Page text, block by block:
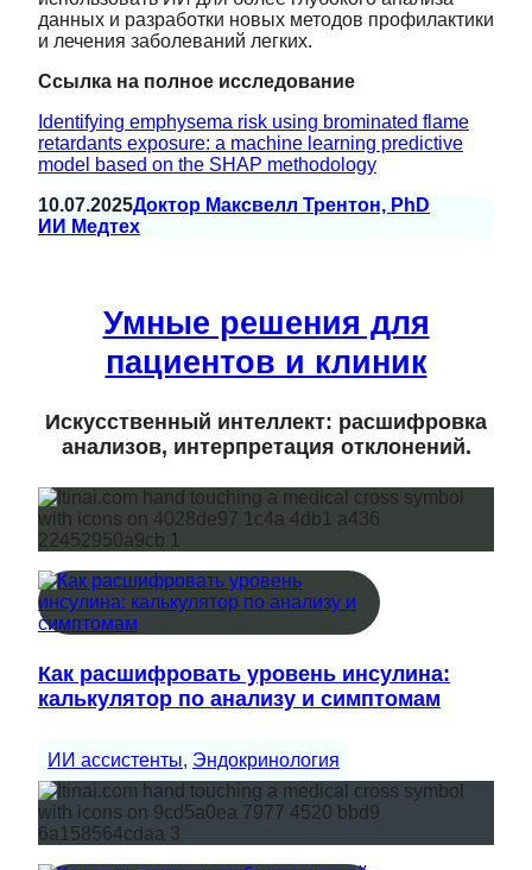
данных и разработки новых методов профилактики
и лечения заболеваний легких.
Ссылка на полное исследование
Identifying emphysema risk using brominated flame
retardants exposure: a machine learning predictive
model based on the SHAP methodology
10.07.2025Доктор Максвелл Трентон, PhD
ИИ Медтех
Умные решения для
пациентов и клиник
Искусственный интеллект: расшифровка
анализов, интерпретация отклонений.
Как расшифровать уровень инсулина:
калькулятор по анализу и симптомам
ИИ ассистенты, Эндокринология